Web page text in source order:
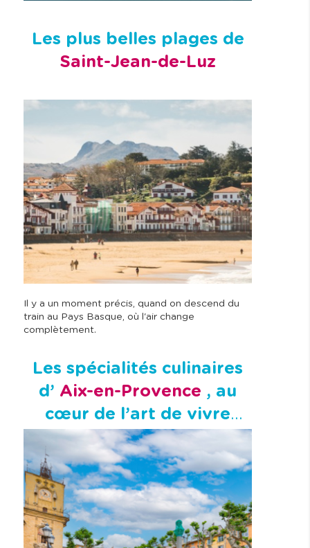
Les plus belles plages de
Saint-Jean-de-Luz
Il y a un moment précis, quand on descend du
train au Pays Basque, où l'air change
complètement.
Les spécialités culinaires
d’ Aix-en-Provence , au
cœur de l’art de vivre
provençal !